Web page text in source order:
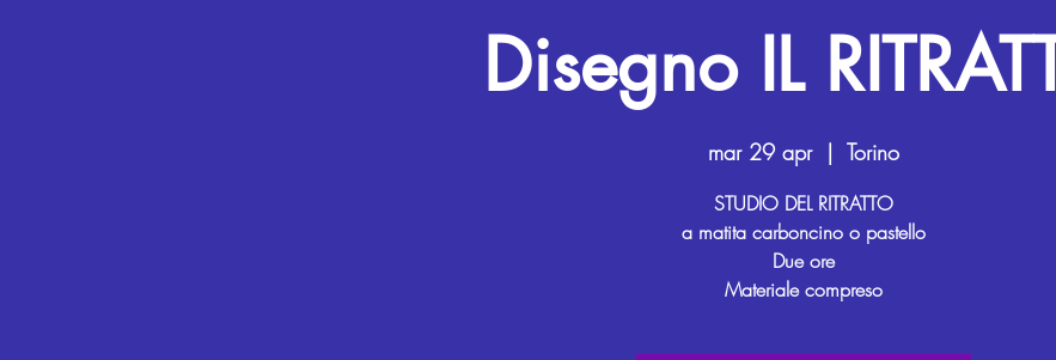
Disegno IL
mar 29 apr
  |
Torino
STUDIO DEL RITRATTO
a matita carboncino o pastello
Due ore
Materiale compreso